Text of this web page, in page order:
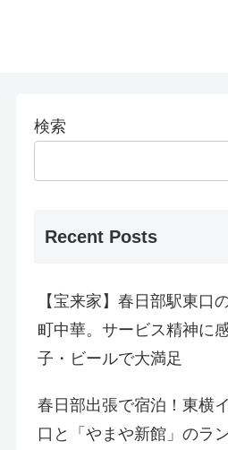
検索
Recent Posts
【宝来家】春日部駅東口
町中華。サービス精神に
子・ビールで大満足
春日部出張で宿泊！東横
口と「やまや新館」のラ